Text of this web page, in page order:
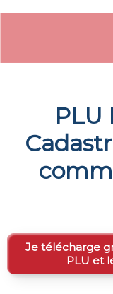
PLU
Je télécharge
PLU et